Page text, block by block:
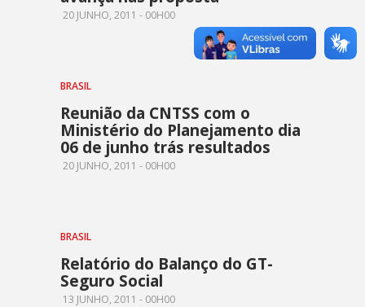
20 JUNHO, 2011 - 00H00
BRASIL
Reunião da CNTSS com o
Ministério do Planejamento dia
06 de junho trás resultados
20 JUNHO, 2011 - 00H00
BRASIL
Relatório do Balanço do GT-
Seguro Social
13 JUNHO, 2011 - 00H00